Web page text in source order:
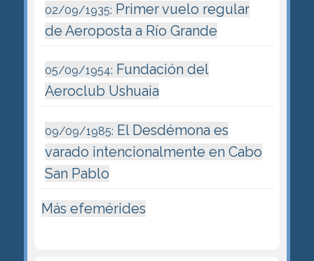
02/09/1935: Primer vuelo regular
de Aeroposta a Río Grande
05/09/1954: Fundación del
Aeroclub Ushuaia
09/09/1985: El Desdémona es
varado intencionalmente en Cabo
San Pablo
Más efemérides